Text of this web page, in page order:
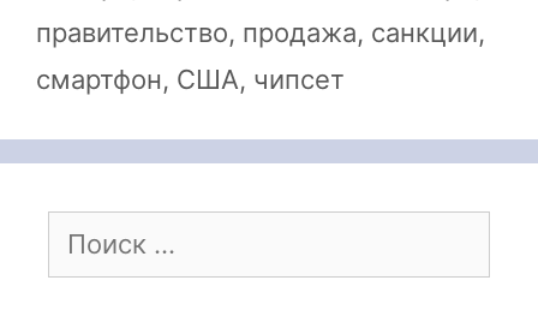
правительство, продажа, санкции,
смартфон, США, чипсет